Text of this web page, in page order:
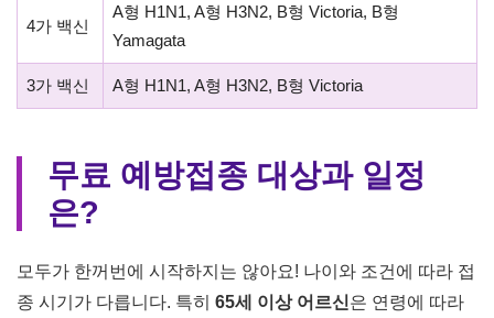
4가 백신
A형 H1N1, A형 H3N2, B형 Victoria, B형
Yamagata
3가 백신 A형 H1N1, A형 H3N2, B형 Victoria
무료 예방접종 대상과 일정
은?
모두가 한꺼번에 시작하지는 않아요! 나이와 조건에 따라 접
종 시기가 다릅니다. 특히 65세 이상 어르신은 연령에 따라